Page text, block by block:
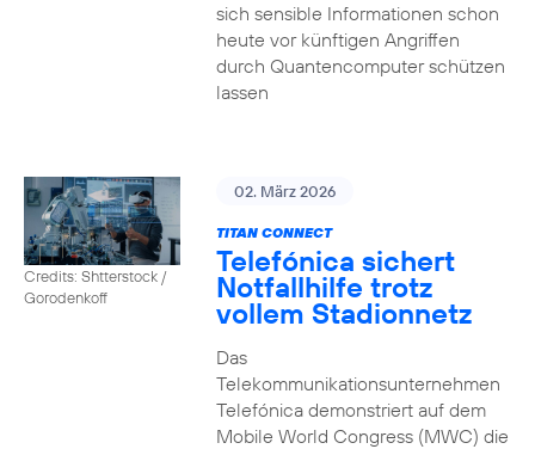
sich sensible Informationen schon
heute vor künftigen Angriffen
durch Quantencomputer schützen
lassen
Credits: Shtterstock /
Gorodenkoff
02. März 2026
TITAN CONNECT
Telefónica sichert
Notfallhilfe trotz
vollem Stadionnetz
Das
Telekommunikationsunternehmen
Telefónica demonstriert auf dem
Mobile World Congress (MWC) die